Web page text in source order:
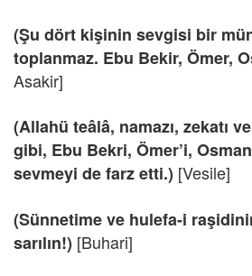
(Şu dört kişinin sevgisi bir
toplanmaz. Ebu Bekir, Ömer,
Asakir]
(Allahü teâlâ, namazı, zekatı
gibi, Ebu Bekri, Ömer’i,
sevmeyi de farz etti.) [Vesile]
(Sünnetime ve hulefa-i
sarılın!) [Buhari]